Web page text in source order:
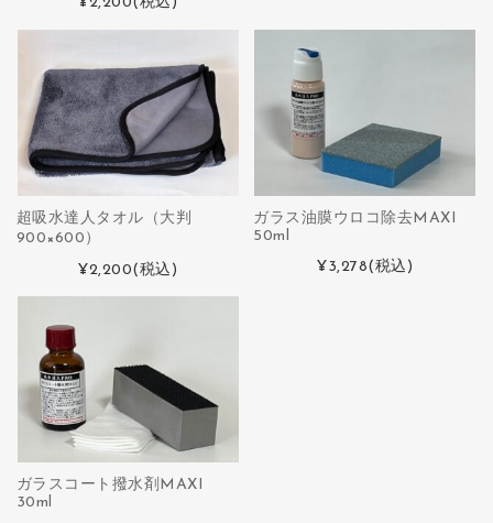
超吸水達人タオル（大判
900×600）
¥2,200(税込)
ガラス油膜ウロコ除去MAXI
50ml
¥3,278(税込)
ガラスコート撥水剤MAXI
30ml